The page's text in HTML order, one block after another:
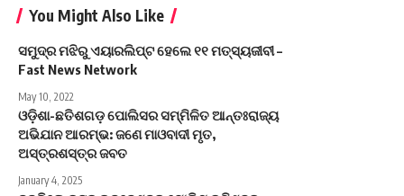
You Might Also Like
ସମୁଦ୍ର ମଝିରୁ ଏୟାରଲିପ୍ଟ ହେଲେ ୧୧ ମତ୍ସ୍ୟଜୀବୀ –
Fast News Network
May 10, 2022
ଓଡ଼ିଶା-ଛତିଶଗଡ଼ ପୋଲିସର ସମ୍ମିଳିତ ଆନ୍ତଃରାଜ୍ୟ
ଅଭିଯାନ ଆରମ୍ଭ: ଜଣେ ମାଓବାଦୀ ମୃତ,
ଅସ୍ତ୍ରଶସ୍ତ୍ର ଜବତ
January 4, 2025